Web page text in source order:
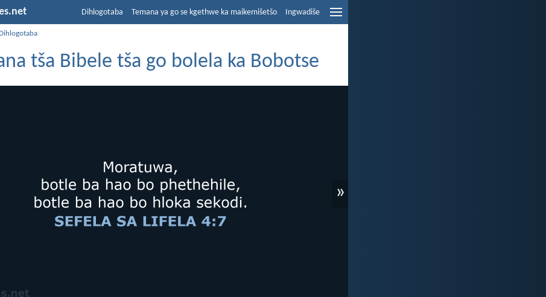
Dihlogotaba Temana ya go se kgethwe ka maikemišetšo Ingwadiše
tša Bibele tša go bolela ka Bobotse
»